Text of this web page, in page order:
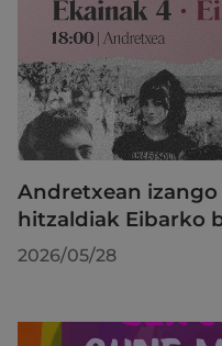
Andretxean izango
hitzaldiak Eibarko
2026/05/28